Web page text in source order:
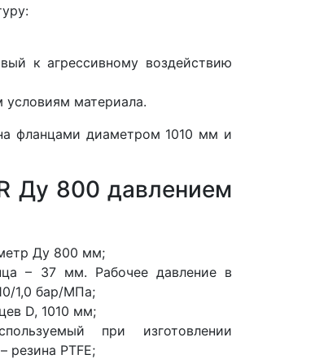
к агрессивному воздействию
материала.
фланцами диаметром 1010 мм и
Ду 800 давлением
Ду 800 мм;
– 37 мм. Рабочее давление в
1,0 бар/МПа;
D, 1010 мм;
при изготовлении
резина PTFE;